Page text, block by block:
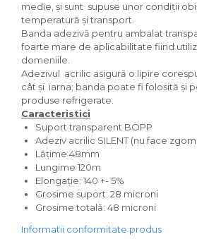
medie, și sunt supuse unor condiții
temperatură și transport.
Banda adezivă pentru ambalat
foarte mare de aplicabilitate fiind
domeniile.
Adezivul acrilic asigură o lipire
cât și iarna; banda poate fi folosită și
produse refrigerate.
Caracteristici
Suport transparent BOPP
Adeziv acrilic SILENT (nu face
Lățime 48mm
Lungime 120m
Elongație: 140 +- 5%
Grosime suport: 28 microni
Grosime totală: 48 microni
Informatii conformitate produs